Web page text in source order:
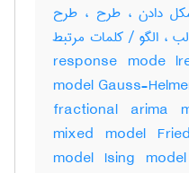
دادن ، طرح ، طرح
، الگو / کلمات مرتبط
response mode
model Gauss-
fractional arima
mixed model
model Ising